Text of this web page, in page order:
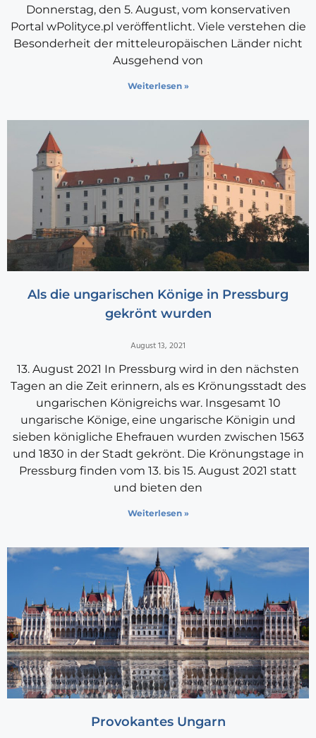
Donnerstag, den 5. August, vom konservativen
Portal wPolityce.pl veröffentlicht. Viele verstehen die
Besonderheit der mitteleuropäischen Länder nicht
Ausgehend von
Weiterlesen »
Als die ungarischen Könige in Pressburg
gekrönt wurden
August 13, 2021
13. August 2021 In Pressburg wird in den nächsten
Tagen an die Zeit erinnern, als es Krönungsstadt des
ungarischen Königreichs war. Insgesamt 10
ungarische Könige, eine ungarische Königin und
sieben königliche Ehefrauen wurden zwischen 1563
und 1830 in der Stadt gekrönt. Die Krönungstage in
Pressburg finden vom 13. bis 15. August 2021 statt
und bieten den
Weiterlesen »
Provokantes Ungarn